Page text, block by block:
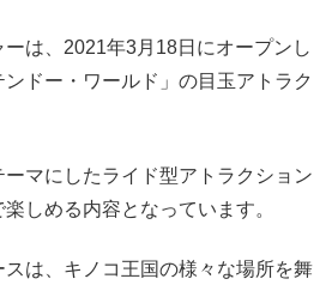
は、2021年3月18日にオープンし
ドー・ワールド」の目玉アトラク
マにしたライド型アトラクション
しめる内容となっています。
は、キノコ王国の様々な場所を舞